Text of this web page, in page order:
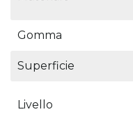
Gomma
Superficie
Livello